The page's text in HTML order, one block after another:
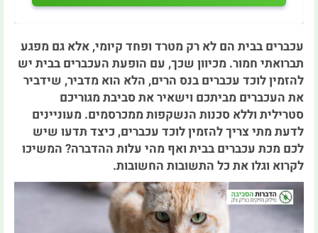
עכברים בבית הם לא רק מטרד ופחד קיומי, אלא גם מפגע
תברואתי חמור. מכיוון שכך, עם הופעת העכברים בבית יש
להזמין לוכד עכברים בנס הרים, הלא הוא מדביר, שידביר
את העכברים מביתכם וישאיר את סביבת מגוריכם
סטרילית וללא סכנות הנשקפות ממכרסמים. מעוניינים
לדעת מתי צריך להזמין לוכד עכברים, כיצד תדעו שיש
לכם מכת עכברים בבית ואף מהי עלות ההדברה? המשיכו
לקרוא וגלו את כל התשובות החשובות.